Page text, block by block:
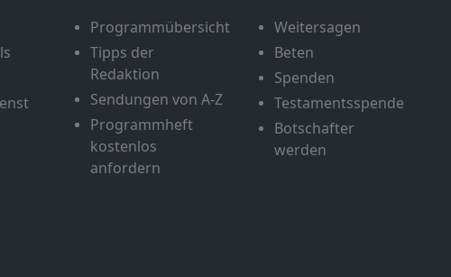
Programmübersicht
Tipps der
Redaktion
Sendungen von A-Z
Programmheft
kostenlos
anfordern
Weitersagen
Beten
Spenden
Testamentsspende
Botschafter
werden